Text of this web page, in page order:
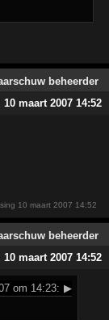
10 maart 2007 14:52
10 maart 2007 14:52
10 maart 2007 14:52
om 14:23: ▶